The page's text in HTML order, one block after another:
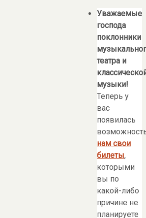
Уважаемые
господа
поклонники
театра и
музыки!
Теперь у
вас
появилась
нам свои
билеты,
которыми
вы по
какой-либо
причине не
планируете